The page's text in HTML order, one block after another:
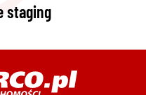
staging